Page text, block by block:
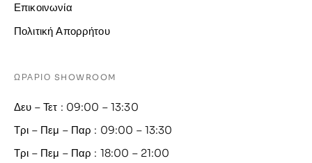
Επικοινωνία
Πολιτική Απορρήτου
ΩΡΑΡΙΟ SHOWROOM
Δευ – Τετ : 09:00 – 13:30
Τρι – Πεμ – Παρ : 09:00 – 13:30
Τρι – Πεμ – Παρ : 18:00 – 21:00